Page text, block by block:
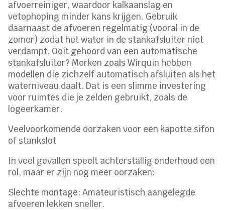
afvoerreiniger, waardoor kalkaanslag en
vetophoping minder kans krijgen. Gebruik
daarnaast de afvoeren regelmatig (vooral in de
zomer) zodat het water in de stankafsluiter niet
verdampt. Ooit gehoord van een automatische
stankafsluiter? Merken zoals Wirquin hebben
modellen die zichzelf automatisch afsluiten als het
waterniveau daalt. Dat is een slimme investering
voor ruimtes die je zelden gebruikt, zoals de
logeerkamer.
Veelvoorkomende oorzaken voor een kapotte sifon
of stankslot
In veel gevallen speelt achterstallig onderhoud een
rol, maar er zijn nog meer oorzaken:
Slechte montage: Amateuristisch aangelegde
afvoeren lekken sneller.